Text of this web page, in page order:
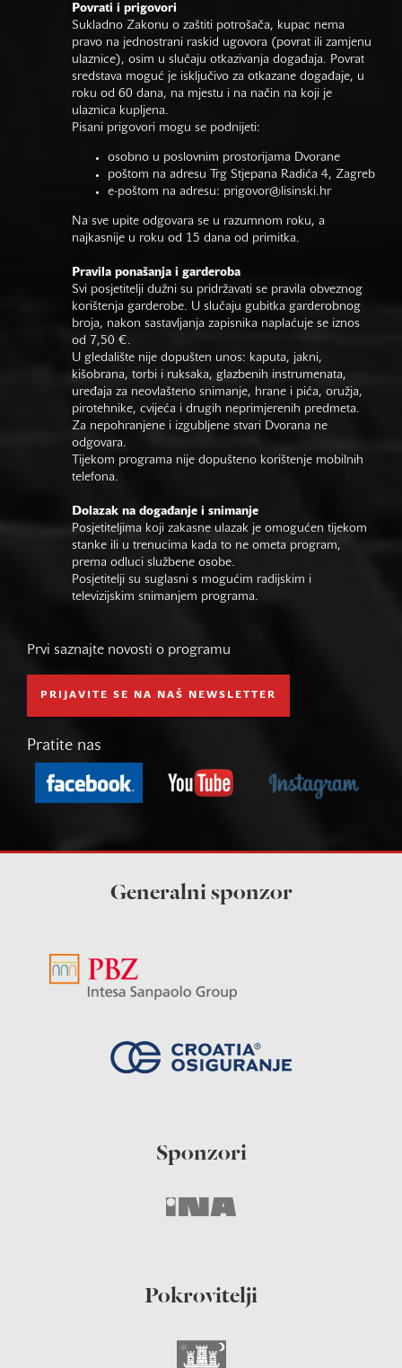
Povrati i prigovori
Sukladno Zakonu o zaštiti potrošača, kupac nema
pravo na jednostrani raskid ugovora (povrat ili zamjenu
ulaznice), osim u slučaju otkazivanja događaja. Povrat
sredstava moguć je isključivo za otkazane događaje, u
roku od 60 dana, na mjestu i na način na koji je
ulaznica kupljena.
Pisani prigovori mogu se podnijeti:
osobno u poslovnim prostorijama Dvorane
poštom na adresu Trg Stjepana Radića 4, Zagreb
e-poštom na adresu: prigovor@lisinski.hr
Na sve upite odgovara se u razumnom roku, a
najkasnije u roku od 15 dana od primitka.
Pravila ponašanja i garderoba
Svi posjetitelji dužni su pridržavati se pravila obveznog
korištenja garderobe. U slučaju gubitka garderobnog
broja, nakon sastavljanja zapisnika naplaćuje se iznos
od 7,50 €.
U gledalište nije dopušten unos: kaputa, jakni,
kišobrana, torbi i ruksaka, glazbenih instrumenata,
uređaja za neovlašteno snimanje, hrane i pića, oružja,
pirotehnike, cvijeća i drugih neprimjerenih predmeta.
Za nepohranjene i izgubljene stvari Dvorana ne
odgovara.
Tijekom programa nije dopušteno korištenje mobilnih
telefona.
Dolazak na događanje i snimanje
Posjetiteljima koji zakasne ulazak je omogućen tijekom
stanke ili u trenucima kada to ne ometa program,
prema odluci službene osobe.
Posjetitelji su suglasni s mogućim radijskim i
televizijskim snimanjem programa.
Prvi saznajte novosti o programu
PRIJAVITE SE NA NAŠ NEWSLETTER
Pratite nas
Generalni sponzor
Sponzori
Pokrovitelji